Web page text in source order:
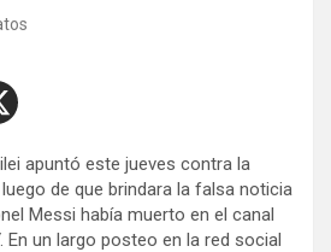
apuntó este jueves contra la
de que brindara la falsa noticia
Messi había muerto en el canal
. En un largo posteo en la red social